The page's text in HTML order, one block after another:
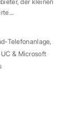
der kleinen
Telefonanlage,
UC & Microsoft